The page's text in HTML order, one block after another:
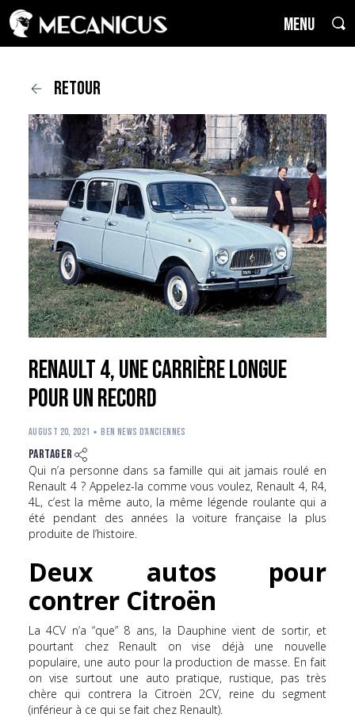
MENU
retour
Renault 4, une carrière longue
pour un record
AUGUST 20, 2021 Ben News d'Anciennes
Partager
Qui n’a personne dans sa famille qui ait jamais roulé en
Renault 4 ? Appelez-la comme vous voulez, Renault 4, R4,
4L, c’est la même auto, la même légende roulante qui a
été pendant des années la voiture française la plus
produite de l’histoire.
Deux autos pour
contrer Citroën
La 4CV n’a “que” 8 ans, la Dauphine vient de sortir, et
pourtant chez Renault on vise déjà une nouvelle
populaire, une auto pour la production de masse. En fait
on vise surtout une auto pratique, rustique, pas très
chère qui contrera la Citroën 2CV, reine du segment
(inférieur à ce qui se fait chez Renault).